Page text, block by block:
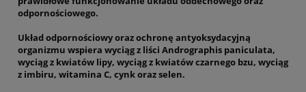
odpornościowego.
Układ odpornościowy oraz ochronę antyoksydacyjną
organizmu wspiera wyciąg z liści Andrographis paniculata,
wyciąg z kwiatów lipy, wyciąg z kwiatów czarnego bzu, wyciąg
z imbiru, witamina C, cynk oraz selen.